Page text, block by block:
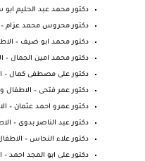
دكتور محمد عبد الحليم
دكتور محروس محمد عزام –
دكتور محمد ابو ضيف –
دكتور محمد امين الجمال –
دكتور على مصطفى كمال –
دكتور عمر فتحى – الاطفال
دكتور عمرو احمد عثمان –
دكتور عبد الناصر بدوى –
دكتور علاء النحاس –
دكتور على ابو المجد احمد –